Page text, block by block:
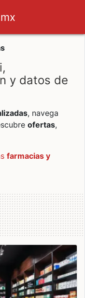
y datos de
, navega
ofertas,
farmacias y